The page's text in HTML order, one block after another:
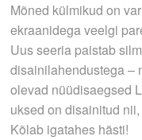
Mõned külmikud on
ekraanidega veelgi
Uus seeria paistab
disainilahendustega –
olevad nüüdisaegsed
uksed on disainitud
Kõlab igatahes hästi!